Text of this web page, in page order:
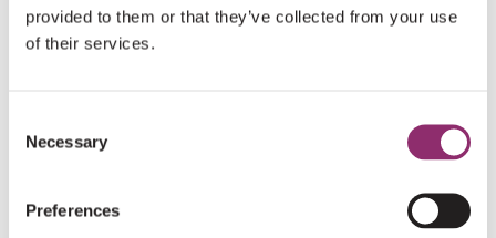
provided to them or that they’ve collected from your use
of their services.
Selection
Necessary
Preferences
Ik hoop , dat er veel geld opgehaald wordt om dit
goede doel te steunen voor het doen van onderzoek..
€5
ANONIEM €3